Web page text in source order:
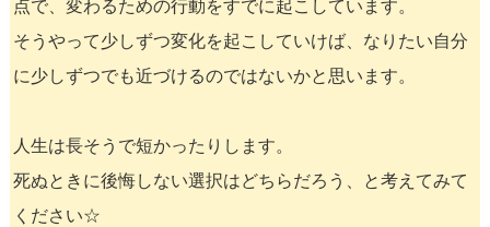
点で、変わるための行動をすでに起こしています。
そうやって少しずつ変化を起こしていけば、なりたい自分
に少しずつでも近づけるのではないかと思います。
人生は長そうで短かったりします。
死ぬときに後悔しない選択はどちらだろう、と考えてみて
ください☆